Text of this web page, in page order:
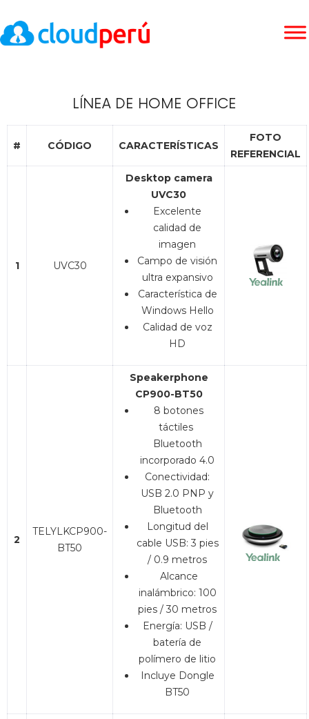
LÍNEA DE HOME OFFICE
# CÓDIGO CARACTERÍSTICAS
FOTO
REFERENCIAL
1 UVC30
Desktop camera
UVC30
Excelente
calidad de
imagen
Campo de visión
ultra expansivo
Característica de
Windows Hello
Calidad de voz
HD
2
TELYLKCP900-
BT50
Speakerphone
CP900-BT50
8 botones
táctiles
Bluetooth
incorporado 4.0
Conectividad:
USB 2.0 PNP y
Bluetooth
Longitud del
cable USB: 3 pies
/ 0.9 metros
Alcance
inalámbrico: 100
pies / 30 metros
Energía: USB /
batería de
polímero de litio
Incluye Dongle
BT50